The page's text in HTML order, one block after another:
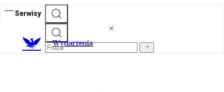
Serwisy
Wydarzenia